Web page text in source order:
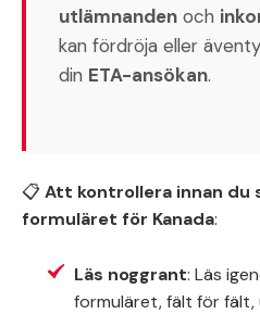
utlämnanden och
kan fördröja eller
din ETA-ansökan.
📋Att kontrollera innan du
formuläret för Kanada:
Läs noggrant: Läs
formuläret, fält för